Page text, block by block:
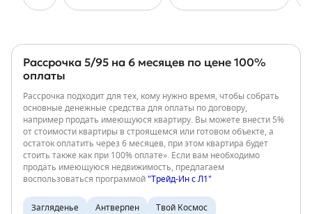
Рассрочка 5/95 на 6 месяцев по цене 100%
оплаты
Рассрочка подходит для тех, кому нужно время, чтобы собрать
основные денежные средства для оплаты по договору,
например продать имеющуюся квартиру. Вы можете внести 5%
от стоимости квартиры в строящемся или готовом объекте, а
остаток оплатить через 6 месяцев, при этом квартира будет
стоить также как при 100% оплате». Если вам необходимо
продать имеющуюся недвижимость, предлагаем
воспользоваться программой "Трейд-Ин с Л1"
Загляденье Антверпен Твой Космос